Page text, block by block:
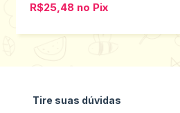
R$25,48 no Pix
Tire suas dúvidas